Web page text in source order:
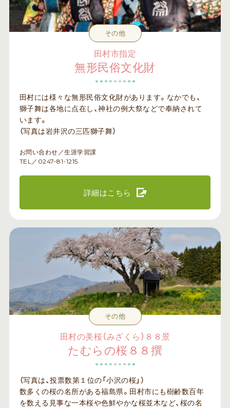
その他
田村市指定
無形民俗文化財
田村には様々な無形民俗文化財があります。なかでも、
獅子舞は各地に点在し、神社の例大祭などで奉納されて
います。
（写真は岩井沢の三匹獅子舞）
お問い合わせ／生涯学習課
TEL／0247-81-1215
詳細はこちら
その他
田村の美桜（みざくら）８８景
たむらの桜８８撰
（写真は、投票数第１位の「小沢の桜」）
数多くの桜の名所がある福島県。田村市にも樹齢数百年
を数える見事な一本桜や色鮮やかな桜並木など、桜の名